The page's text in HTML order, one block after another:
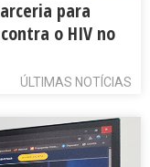
para
o HIV no
ÚLTIMAS NOTÍCIAS